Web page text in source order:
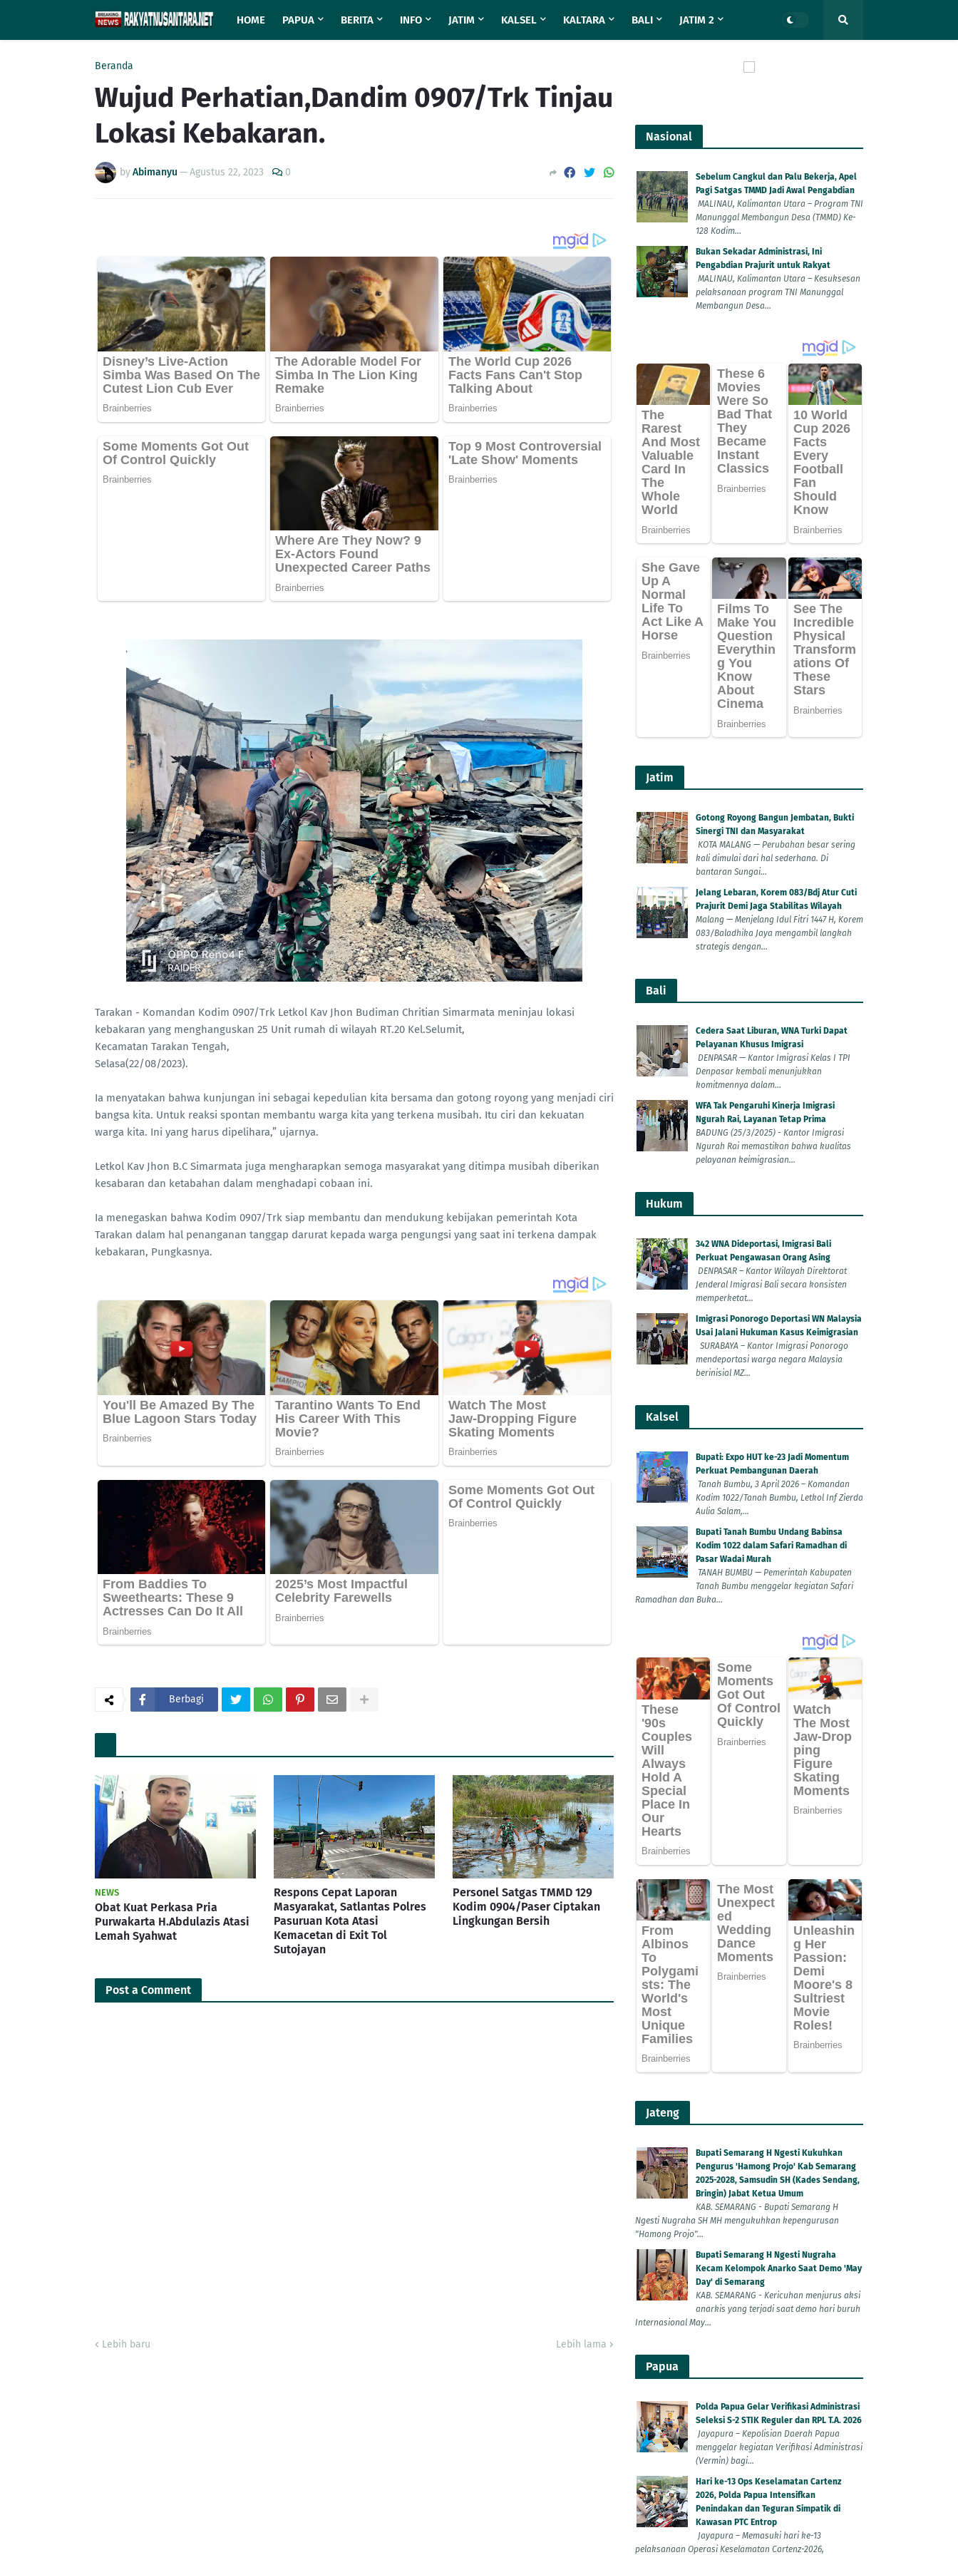
HOME PAPUA BERITA INFO JATIM KALSEL KALTARA BALI JATIM 2
Beranda
Wujud Perhatian,Dandim 0907/Trk Tinjau
Lokasi Kebakaran.
byAbimanyu —Agustus 22, 2023 0
Tarakan - Komandan Kodim 0907/Trk Letkol Kav Jhon Budiman Chritian Simarmata meninjau lokasi
kebakaran yang menghanguskan 25 Unit rumah di wilayah RT.20 Kel.Selumit,
Kecamatan Tarakan Tengah,
Selasa(22/08/2023).
Ia menyatakan bahwa kunjungan ini sebagai kepedulian kita bersama dan gotong royong yang menjadi ciri
bangsa kita. Untuk reaksi spontan membantu warga kita yang terkena musibah. Itu ciri dan kekuatan
warga kita. Ini yang harus dipelihara,” ujarnya.
Letkol Kav Jhon B.C Simarmata juga mengharapkan semoga masyarakat yang ditimpa musibah diberikan
kesabaran dan ketabahan dalam menghadapi cobaan ini.
Ia menegaskan bahwa Kodim 0907/Trk siap membantu dan mendukung kebijakan pemerintah Kota
Tarakan dalam hal penanganan tanggap darurat kepada warga pengungsi yang saat ini terkena dampak
kebakaran, Pungkasnya.
Berbagi
NEWS
Obat Kuat Perkasa Pria
Purwakarta H.Abdulazis Atasi
Lemah Syahwat
Respons Cepat Laporan
Masyarakat, Satlantas Polres
Pasuruan Kota Atasi
Kemacetan di Exit Tol
Sutojayan
Personel Satgas TMMD 129
Kodim 0904/Paser Ciptakan
Lingkungan Bersih
Post a Comment
Lebih baru Lebih lama
Nasional
Sebelum Cangkul dan Palu Bekerja, Apel
Pagi Satgas TMMD Jadi Awal Pengabdian
MALINAU, Kalimantan Utara – Program TNI
Manunggal Membangun Desa (TMMD) Ke-
128 Kodim...
Bukan Sekadar Administrasi, Ini
Pengabdian Prajurit untuk Rakyat
MALINAU, Kalimantan Utara – Kesuksesan
pelaksanaan program TNI Manunggal
Membangun Desa...
Jatim
Gotong Royong Bangun Jembatan, Bukti
Sinergi TNI dan Masyarakat
KOTA MALANG — Perubahan besar sering
kali dimulai dari hal sederhana. Di
bantaran Sungai...
Jelang Lebaran, Korem 083/Bdj Atur Cuti
Prajurit Demi Jaga Stabilitas Wilayah
Malang — Menjelang Idul Fitri 1447 H, Korem
083/Baladhika Jaya mengambil langkah
strategis dengan...
Bali
Cedera Saat Liburan, WNA Turki Dapat
Pelayanan Khusus Imigrasi
DENPASAR — Kantor Imigrasi Kelas I TPI
Denpasar kembali menunjukkan
komitmennya dalam...
WFA Tak Pengaruhi Kinerja Imigrasi
Ngurah Rai, Layanan Tetap Prima
BADUNG (25/3/2025) - Kantor Imigrasi
Ngurah Rai memastikan bahwa kualitas
pelayanan keimigrasian...
Hukum
342 WNA Dideportasi, Imigrasi Bali
Perkuat Pengawasan Orang Asing
DENPASAR – Kantor Wilayah Direktorat
Jenderal Imigrasi Bali secara konsisten
memperketat...
Imigrasi Ponorogo Deportasi WN Malaysia
Usai Jalani Hukuman Kasus Keimigrasian
SURABAYA – Kantor Imigrasi Ponorogo
mendeportasi warga negara Malaysia
berinisial MZ...
Kalsel
Bupati: Expo HUT ke-23 Jadi Momentum
Perkuat Pembangunan Daerah
Tanah Bumbu, 3 April 2026 – Komandan
Kodim 1022/Tanah Bumbu, Letkol Inf Zierda
Aulia Salam,...
Bupati Tanah Bumbu Undang Babinsa
Kodim 1022 dalam Safari Ramadhan di
Pasar Wadai Murah
TANAH BUMBU — Pemerintah Kabupaten
Tanah Bumbu menggelar kegiatan Safari
Ramadhan dan Buka...
Jateng
Bupati Semarang H Ngesti Kukuhkan
Pengurus 'Hamong Projo' Kab Semarang
2025-2028, Samsudin SH (Kades Sendang,
Bringin) Jabat Ketua Umum
KAB. SEMARANG - Bupati Semarang H
Ngesti Nugraha SH MH mengukuhkan kepengurusan
"Hamong Projo"...
Bupati Semarang H Ngesti Nugraha
Kecam Kelompok Anarko Saat Demo 'May
Day' di Semarang
KAB. SEMARANG - Kericuhan menjurus aksi
anarkis yang terjadi saat demo hari buruh
Internasional May...
Papua
Polda Papua Gelar Verifikasi Administrasi
Seleksi S-2 STIK Reguler dan RPL T.A. 2026
Jayapura – Kepolisian Daerah Papua
menggelar kegiatan Verifikasi Administrasi
(Vermin) bagi...
Hari ke-13 Ops Keselamatan Cartenz
2026, Polda Papua Intensifkan
Penindakan dan Teguran Simpatik di
Kawasan PTC Entrop
Jayapura – Memasuki hari ke-13
pelaksanaan Operasi Keselamatan Cartenz-2026,